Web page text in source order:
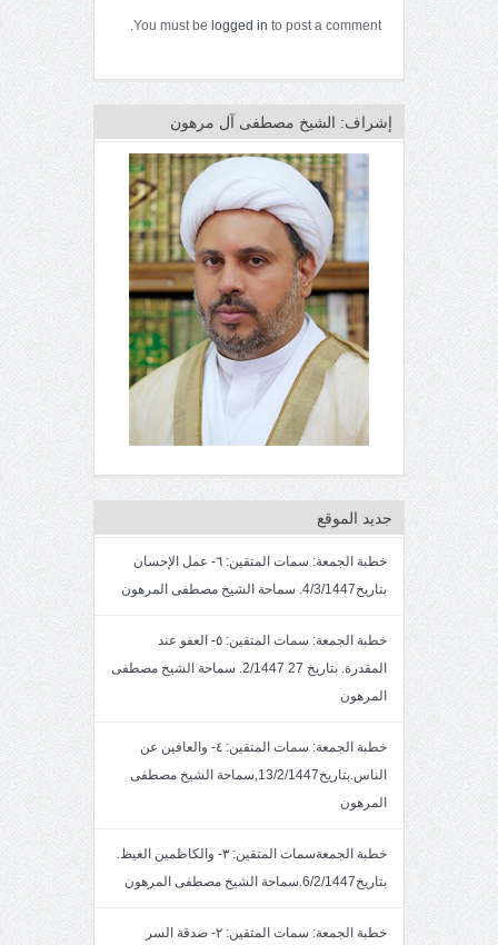
You must be logged in to post a comment.
إشراف: الشيخ مصطفى آل مرهون
جديد الموقع
خطبة الجمعة: سمات المتقين: ٦- عمل الإحسان
بتاريخ4/3/1447. سماحة الشيخ مصطفى المرهون
خطبة الجمعة: سمات المتقين: ٥- العفو عند
المقدرة. بتاريخ 27 2/1447. سماحة الشيخ مصطفى
المرهون
خطبة الجمعة: سمات المتقين: ٤- والعافين عن
الناس.بتاريخ13/2/1447,سماحة الشيخ مصطفى
المرهون
خطبة الجمعةسمات المتقين: ٣- والكاظمين الغيظ.
بتاريخ6/2/1447.سماحة الشيخ مصطفى المرهون
خطبة الجمعة: سمات المتقين: ٢- صدقة السر